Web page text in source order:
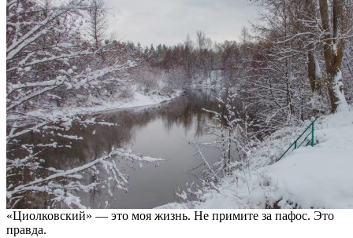
«Циолковский» — это моя жизнь. Не примите за пафос. Это
правда.